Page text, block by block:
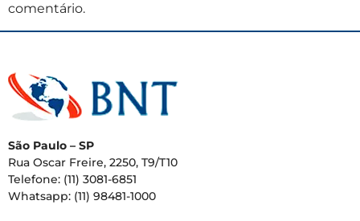
comentário.
São Paulo – SP
Rua Oscar Freire, 2250, T9/T10
Telefone: (11) 3081-6851
Whatsapp: (11) 98481-1000